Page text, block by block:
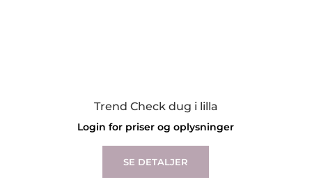
Trend Check dug i lilla
Login for priser og oplysninger
SE DETALJER